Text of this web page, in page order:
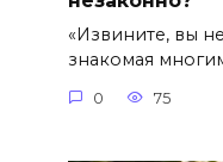
«Извините, вы
знакомая
0 75